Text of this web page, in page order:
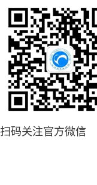
扫码关注官方微信